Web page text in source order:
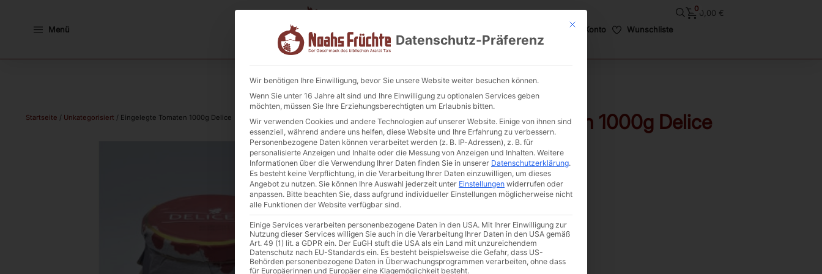
Menü Mein Konto Wunschliste
00,00 €
Startseite / Unkategorisiert / Eingelegte Tomaten 1000g Delice Eingelegte Tomaten 1000g Delice
Kategorie Unkategorisiert
4,00€ inkl. MwSt.
Enthält 7% MwSt. 7 % DE
(4,00 €/ 1 kg)
Nicht vorrätig
In die Wunschliste
Mit diesem Button wird der Dialog geschlossen. Seine Funktionalität ist
Datenschutz-Präferenz
Wir benötigen Ihre Einwilligung, bevor Sie unsere Website weiter besuchen können.
Wenn Sie unter 16 Jahre alt sind und Ihre Einwilligung zu optionalen Services geben
möchten, müssen Sie Ihre Erziehungsberechtigten um Erlaubnis bitten.
Wir verwenden Cookies und andere Technologien auf unserer Website. Einige von ihnen sind
essenziell, während andere uns helfen, diese Website und Ihre Erfahrung zu verbessern.
Personenbezogene Daten können verarbeitet werden (z. B. IP-Adressen), z. B. für
personalisierte Anzeigen und Inhalte oder die Messung von Anzeigen und Inhalten. Weitere
Informationen über die Verwendung Ihrer Daten finden Sie in unserer Datenschutzerklärung.
Es besteht keine Verpflichtung, in die Verarbeitung Ihrer Daten einzuwilligen, um dieses
Angebot zu nutzen. Sie können Ihre Auswahl jederzeit unter Einstellungen widerrufen oder
anpassen. Bitte beachten Sie, dass aufgrund individueller Einstellungen möglicherweise nicht
alle Funktionen der Website verfügbar sind.
Einige Services verarbeiten personenbezogene Daten in den USA. Mit Ihrer Einwilligung zur
Nutzung dieser Services willigen Sie auch in die Verarbeitung Ihrer Daten in den USA gemäß
Art. 49 (1) lit. a GDPR ein. Der EuGH stuft die USA als ein Land mit unzureichendem
Datenschutz nach EU-Standards ein. Es besteht beispielsweise die Gefahr, dass US-
Behörden personenbezogene Daten in Überwachungsprogrammen verarbeiten, ohne dass
für Europäerinnen und Europäer eine Klagemöglichkeit besteht.